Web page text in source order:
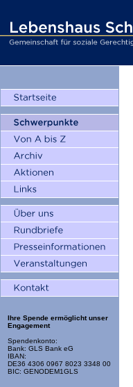
Ihre Spende ermöglicht unser
Engagement
Spendenkonto:
Bank: GLS Bank eG
IBAN:
DE36 4306 0967 8023 3348 00
BIC: GENODEM1GLS